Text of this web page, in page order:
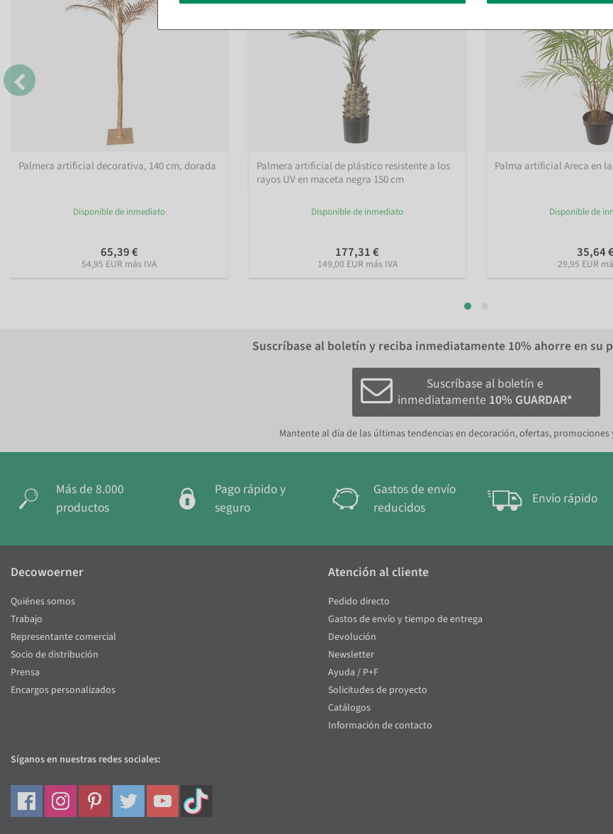
Palmera artificial decorativa, 140 cm, dorada
Disponible de inmediato
65,39 €
54,95 EUR más IVA
Palmera artificial de plástico resistente a los
rayos UV en maceta negra 150 cm
Disponible de inmediato
177,31 €
149,00 EUR más IVA
Palma artificial Areca en
Disponible de
35,64
29,95 EUR
Suscríbase al boletín y reciba inmediatamente 10% ahorre en su
Suscríbase al boletín e
inmediatamente 10% GUARDAR*
Mantente al día de las últimas tendencias en decoración, ofertas, promociones
Más de 8.000
productos
Pago rápido y
seguro
Gastos de envío
reducidos
Envío rápido
Decowoerner
Quiénes somos
Trabajo
Representante comercial
Socio de distribución
Prensa
Encargos personalizados
Atención al cliente
Pedido directo
Gastos de envío y tiempo de entrega
Devolución
Newsletter
Ayuda / P+F
Solicitudes de proyecto
Catálogos
Información de contacto
Síganos en nuestras redes sociales: